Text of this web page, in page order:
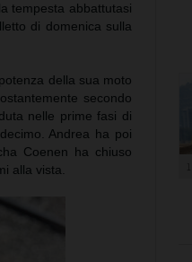
tempesta abbattutasi
di domenica sulla
della sua moto
secondo
nelle prime fasi di
Andrea ha poi
Coenen ha chiuso
alla vista.